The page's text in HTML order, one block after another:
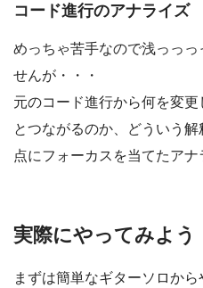
コード進行のアナライズ
めっちゃ苦手なので浅っっ
せんが・・・
元のコード進行から何を変
とつながるのか、どういう
点にフォーカスを当てたアナ
実際にやってみよう
まずは簡単なギターソロか